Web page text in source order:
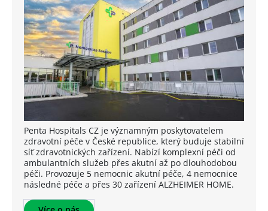
Penta Hospitals CZ je významným poskytovatelem
zdravotní péče v České republice, který buduje stabilní
síť zdravotnických zařízení. Nabízí komplexní péči od
ambulantních služeb přes akutní až po dlouhodobou
péči. Provozuje 5 nemocnic akutní péče, 4 nemocnice
následné péče a přes 30 zařízení ALZHEIMER HOME.